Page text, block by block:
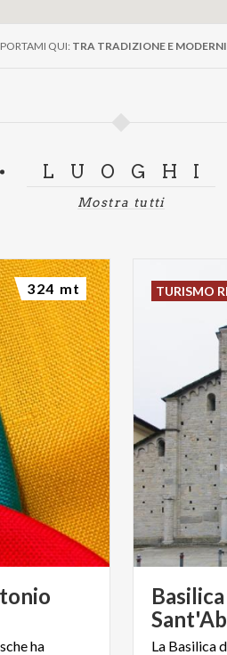
PORTAMI QUI: TRA TRADIZIONE E
LUOGHI
Mostra tutti
ha
324 mt
La Basilica
TURISMO